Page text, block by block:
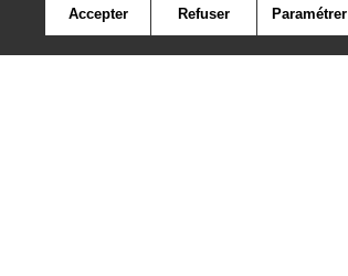
Accepter Refuser Paramétrer